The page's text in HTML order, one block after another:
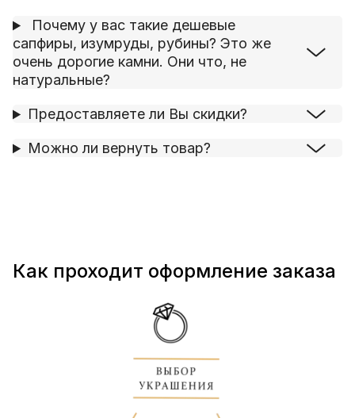
Почему у вас такие дешевые
сапфиры, изумруды, рубины? Это же
очень дорогие камни. Они что, не
натуральные?
Предоставляете ли Вы скидки?
Можно ли вернуть товар?
Как проходит оформление заказа